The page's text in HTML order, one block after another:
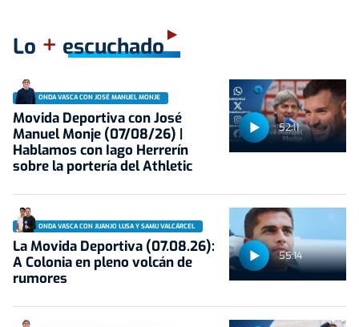
Lo + escuchado
52:11
ONDA VASCA CON JOSÉ MANUEL MONJE
Movida Deportiva con José
Manuel Monje (07/08/26) |
Hablamos con Iago Herrerín
sobre la portería del Athletic
55:14
ONDA VASCA CON JUANJO LUSA Y SAMU VALCÁRCEL
La Movida Deportiva (07.08.26):
A Colonia en pleno volcán de
rumores